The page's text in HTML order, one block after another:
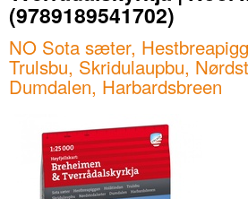
(9789189541702)
NO Sota sæter,
Trulsbu, Skridulaupbu,
Dumdalen, Harbardsbreen